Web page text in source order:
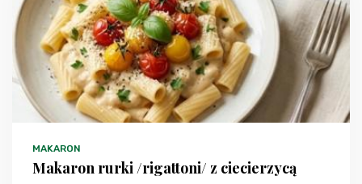
MAKARON
Makaron rurki /rigattoni/ z ciecierzycą